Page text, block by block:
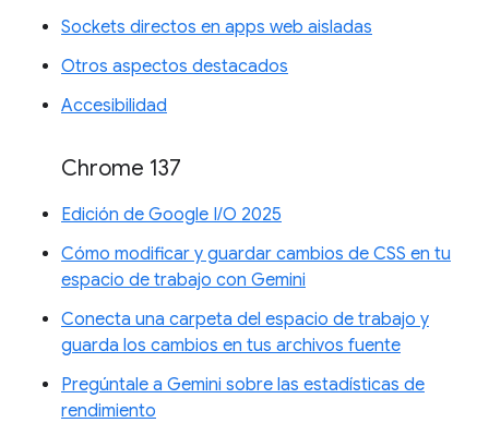
Sockets directos en apps web aisladas
Otros aspectos destacados
Accesibilidad
Chrome 137
Edición de Google I/O 2025
Cómo modificar y guardar cambios de CSS en tu
espacio de trabajo con Gemini
Conecta una carpeta del espacio de trabajo y
guarda los cambios en tus archivos fuente
Pregúntale a Gemini sobre las estadísticas de
rendimiento